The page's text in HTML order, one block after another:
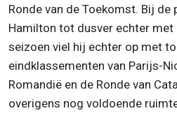
Ronde van de Toekomst. Bij
Hamilton tot dusver echter met
seizoen viel hij echter op met
eindklassementen van Parijs-
Romandië en de Ronde van
overigens nog voldoende